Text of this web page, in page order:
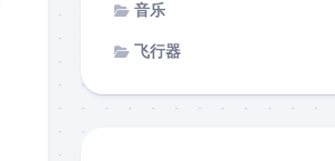
音乐
飞行器